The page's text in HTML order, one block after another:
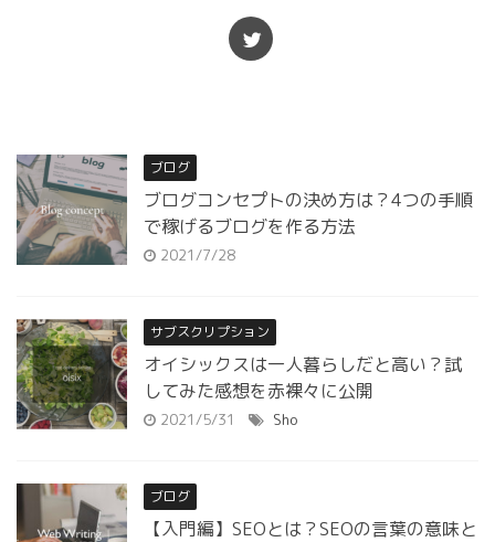
ブログ
ブログコンセプトの決め方は？4つの手順
で稼げるブログを作る方法
2021/7/28
サブスクリプション
オイシックスは一人暮らしだと高い？試
してみた感想を赤裸々に公開
2021/5/31 Sho
ブログ
【入門編】SEOとは？SEOの言葉の意味と